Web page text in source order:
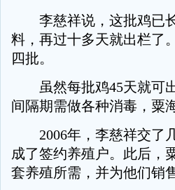
李慈祥说，这批鸡已长
料，再过十多天就出栏了
四批。
虽然每批鸡45天就可出
间隔期需做各种消毒，粟
2006年，李慈祥交了几
成了签约养殖户。此后，
套养殖所需，并为他们销